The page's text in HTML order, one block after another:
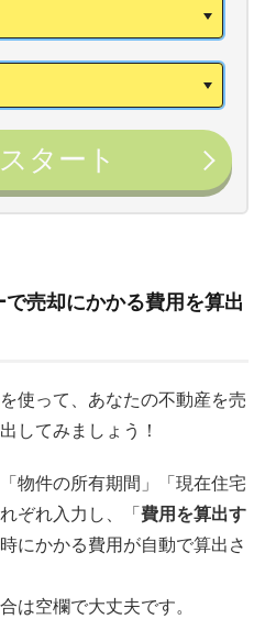
タート
売却にかかる費用を算出
を使って、あなたの不動産を売
してみましょう！
物件の所有期間」「現在住宅
ぞれ入力し、「 費用を算出す
にかかる費用が自動で算出さ
は空欄で大丈夫です。